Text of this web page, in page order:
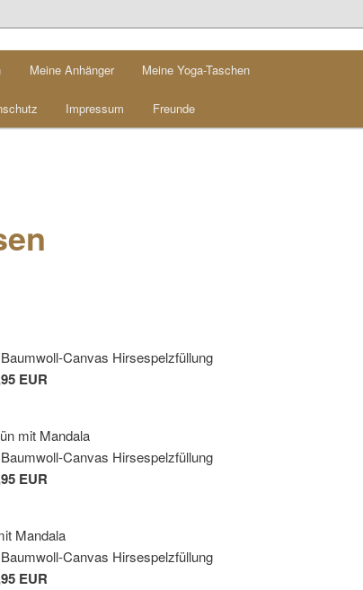
Meine Anhänger Meine Yoga-Taschen
Impressum Freunde
Baumwoll-Canvas Hirsespelzfüllung
EUR
mit Mandala
Baumwoll-Canvas Hirsespelzfüllung
EUR
Mandala
Baumwoll-Canvas Hirsespelzfüllung
EUR